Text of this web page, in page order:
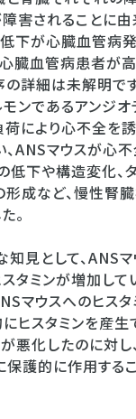
害されることに由
低下が心臓血管病
心臓血管病患者が
詳細は未解明で
ンであるアンジオ
により心不全を
、ANSマウスが心
下や構造変化、
成など、慢性腎
。
見として、ANS
タミンが増加して
マウスへのヒス
ヒスタミンを産
悪化したのに対
護的に作用する